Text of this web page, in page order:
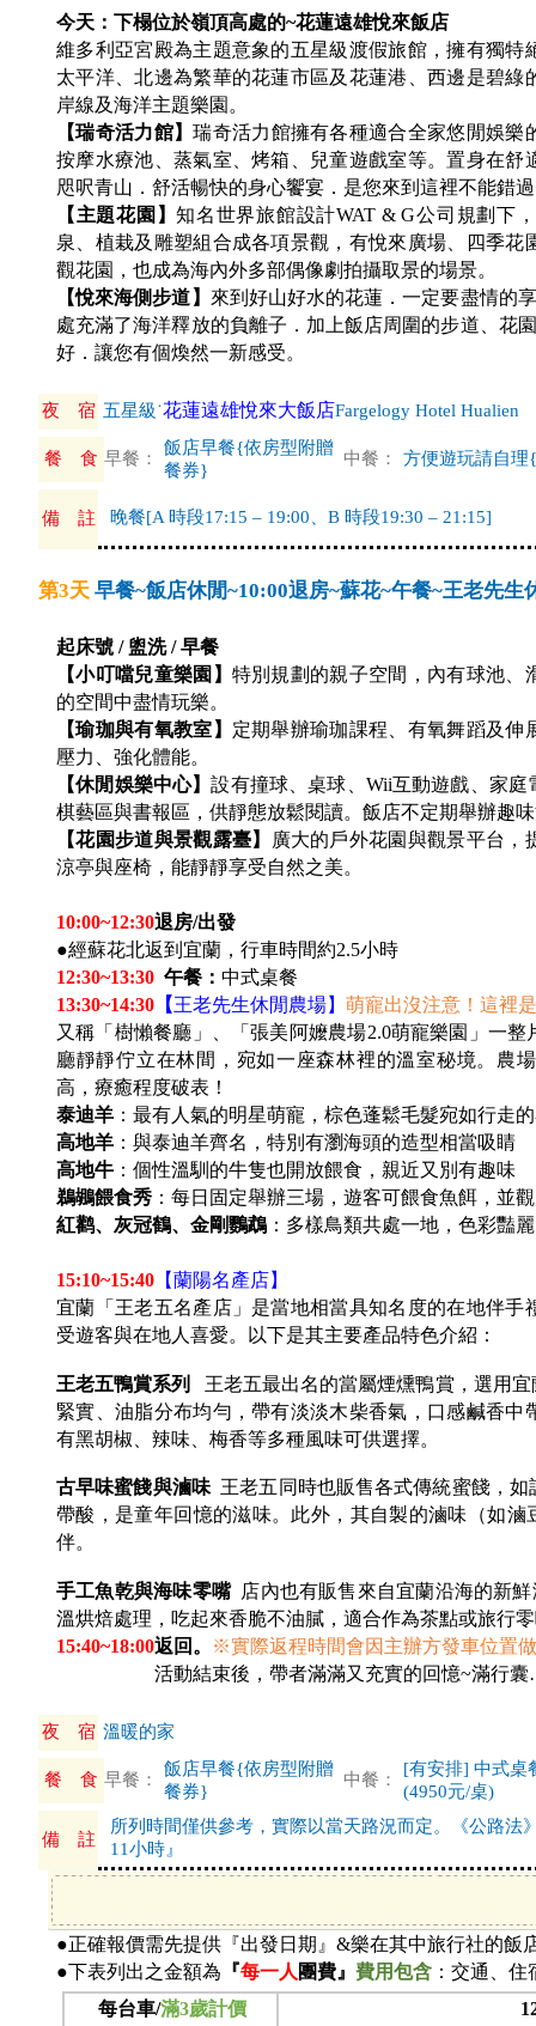
今天：下榻位於嶺頂高處的~花蓮遠雄悅來飯店
維多利亞宮殿為主題意象的五星級渡假旅館，擁有獨
太平洋、北邊為繁華的花蓮市區及花蓮港、西邊是碧
岸線及海洋主題樂園。
【瑞奇活力館】瑞奇活力館擁有各種適合全家悠閒娛樂
按摩水療池、蒸氣室、烤箱、兒童遊戲室等。置身在
咫呎青山．舒活暢快的身心饗宴．是您來到這裡不能錯
【主題花園】知名世界旅館設計WAT & G公司規劃下
泉、植栽及雕塑組合成各項景觀，有悅來廣場、四季
觀花園，也成為海內外多部偶像劇拍攝取景的場景。
【悅來海側步道】 來到好山好水的花蓮．一定要盡情的
處充滿了海洋釋放的負離子．加上飯店周圍的步道、花
好．讓您有個煥然一新感受。
夜 宿 五星級˙花蓮遠雄悅來大飯店Fargelogy Hotel Hualien
餐 食 早餐：
飯店早餐{依房型附贈
餐券}
中餐： 方便遊玩請自
備 註 晚餐[A 時段17:15 – 19:00、B 時段19:30 – 21:15]
第3天 早餐~飯店休閒~10:00退房~蘇花~午餐~王老先
起床號 / 盥洗 / 早餐
【小叮噹兒童樂園】 特別規劃的親子空間，內有球池、
的空間中盡情玩樂。
【瑜珈與有氧教室】 定期舉辦瑜珈課程、有氧舞蹈及伸
壓力、強化體能。
【休閒娛樂中心】設有撞球、桌球、Wii互動遊戲、家
棋藝區與書報區，供靜態放鬆閱讀。飯店不定期舉辦趣
【花園步道與景觀露臺】
廣大的戶外花園與觀景平台，
涼亭與座椅，能靜靜享受自然之美。
10:00~12:30退房/出發
●經蘇花北返到宜蘭，行車時間約2.5小時
12:30~13:30 午餐： 中式桌餐
13:30~14:30 【王老先生休閒農場】 萌寵出沒注意！這裡
又稱「樹懶餐廳」、「張美阿嬤農場2.0萌寵樂園」一
廳靜靜佇立在林間，宛如一座森林裡的溫室秘境。農
高，療癒程度破表！
泰迪羊 ：最有人氣的明星萌寵，棕色蓬鬆毛髮宛如行走
高地羊 ：與泰迪羊齊名，特別有瀏海頭的造型相當吸睛
高地牛 ：個性溫馴的牛隻也開放餵食，親近又別有趣味
鵜鶘餵食秀 ：每日固定舉辦三場，遊客可餵食魚餌，並
紅鹳、灰冠鶴、金剛鸚鵡 ：多樣鳥類共處一地，色彩豔
15:10~15:40 【蘭陽名產店】
宜蘭「王老五名產店」是當地相當具知名度的在地伴
受遊客與在地人喜愛。以下是其主要產品特色介紹：
王老五鴨賞系列 王老五最出名的當屬煙燻鴨賞，選用
緊實、油脂分布均勻，帶有淡淡木柴香氣，口感鹹香
有黑胡椒、辣味、梅香等多種風味可供選擇。
古早味蜜餞與滷味 王老五同時也販售各式傳統蜜餞，
帶酸，是童年回憶的滋味。此外，其自製的滷味（如
伴。
手工魚乾與海味零嘴店內也有販售來自宜蘭沿海的新鮮
溫烘焙處理，吃起來香脆不油膩，適合作為茶點或旅行
15:40~18:00返回。 ※實際返程時間會因主辦方發車位置
活動結束後，帶者滿滿又充實的回憶~滿行
夜 宿 溫暖的家
餐 食 早餐：
飯店早餐{依房型附贈
餐券}
中餐：
[有安排] 中式桌
(4950元/桌)
備 註
所列時間僅供參考，實際以當天路況而定。《公路
11小時』
●正確報價需先提供『出發日期』&樂在其中旅行社的飯
●下表列出之金額為 『每一人 團費』 費用包含 ：交通、
每台車/滿3歲計價